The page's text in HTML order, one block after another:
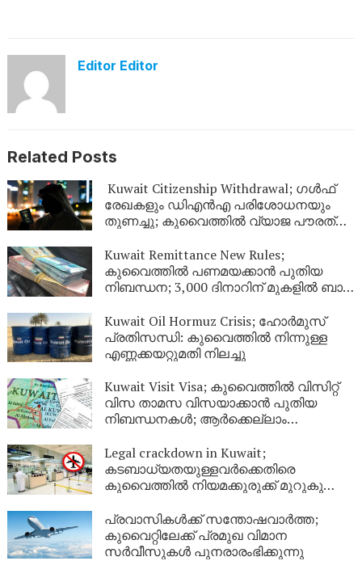
Editor Editor
Related Posts
Kuwait Citizenship Withdrawal; ഗൾഫ്
രേഖകളും ഡിഎൻഎ പരിശോധനയും
തുണച്ചു; കുവൈത്തിൽ വ്യാജ പൗരത്വം
Kuwait Remittance New Rules;
കുവൈത്തിൽ പണമയക്കാൻ പുതിയ
നിബന്ധന; 3,000 ദിനാറിന് മുകളിൽ ബാങ്ക്
Kuwait Oil Hormuz Crisis; ഹോർമുസ്
പ്രതിസന്ധി: കുവൈത്തിൽ നിന്നുള്ള
എണ്ണക്കയറ്റുമതി നിലച്ചു
Kuwait Visit Visa; കുവൈത്തിൽ വിസിറ്റ്
വിസ താമസ വിസയാക്കാൻ പുതിയ
നിബന്ധനകൾ; ആർക്കെല്ലാം
Legal crackdown in Kuwait;
കടബാധ്യതയുള്ളവർക്കെതിരെ
കുവൈത്തിൽ നിയമക്കുരുക്ക് മുറുകുന്നു;
യാത്രാവിലക്ക്
പ്രവാസികൾക്ക് സന്തോഷവാർത്ത;
കുവൈറ്റിലേക്ക് പ്രമുഖ വിമാന
സർവീസുകൾ പുനരാരംഭിക്കുന്നു